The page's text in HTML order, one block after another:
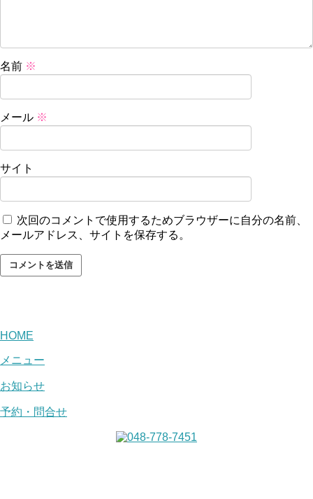
名前 ※
メール ※
サイト
次回のコメントで使用するためブラウザーに自分の名前、
メールアドレス、サイトを保存する。
HOME
メニュー
お知らせ
予約・問合せ